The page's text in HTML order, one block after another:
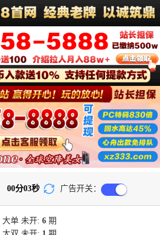
00分03秒 广告开关：
大单 未开: 6期